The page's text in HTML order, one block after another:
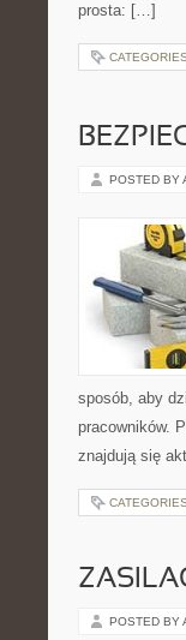
prosta: […]
POSTED BY
sposób, aby
pracowników.
znajdują się
POSTED BY